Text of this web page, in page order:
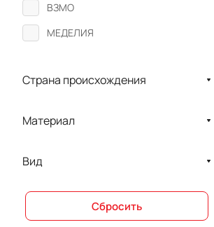
ВЗМО
МЕДЕЛИЯ
Промет
Страна происхождения
Материал
Вид
Сбросить